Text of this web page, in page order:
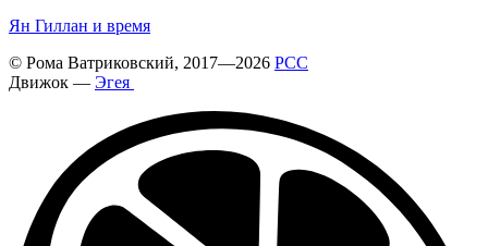
Ян Гиллан и время
© Рома Ватриковский, 2017—2026 РСС
Движок — Эгея